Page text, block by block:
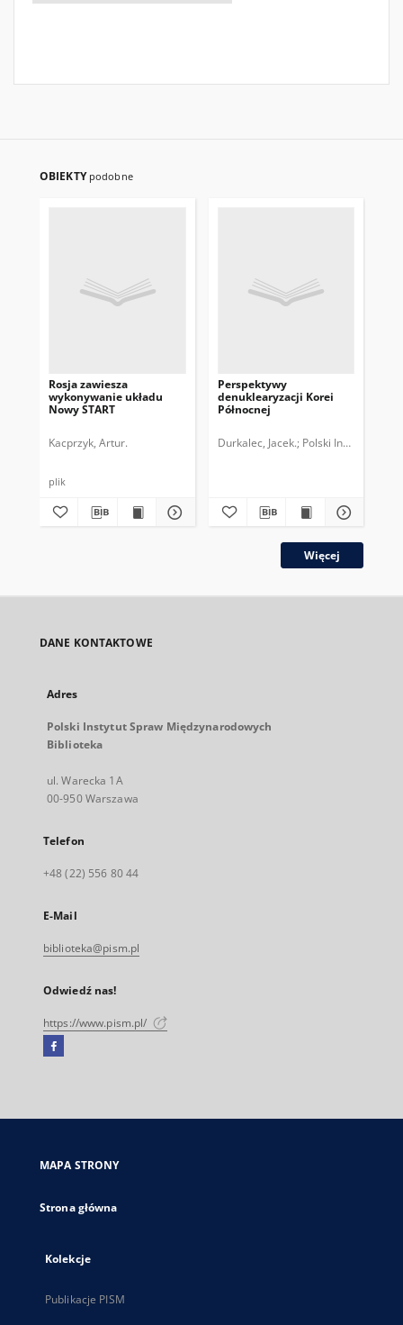
OBIEKTY podobne
Rosja zawiesza
wykonywanie układu
Nowy START
Kacprzyk, Artur.
plik
Perspektywy
denuklearyzacji Korei
Północnej
Durkalec, Jacek. Polski Instytut
Więcej
DANE KONTAKTOWE
Adres
Polski Instytut Spraw Międzynarodowych
Biblioteka
ul. Warecka 1A
00-950 Warszawa
Telefon
+48 (22) 556 80 44
E-Mail
biblioteka@pism.pl
Odwiedź nas!
https://www.pism.pl/
Facebook
się
karcie
MAPA STRONY
Strona główna
Kolekcje
Publikacje PISM